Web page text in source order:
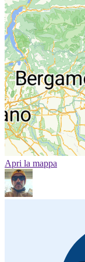
Apri la mappa